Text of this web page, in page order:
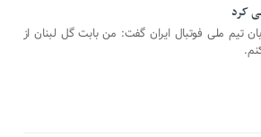
کرد
تیم ملی فوتبال ایران گفت: من بابت گل لبنان از